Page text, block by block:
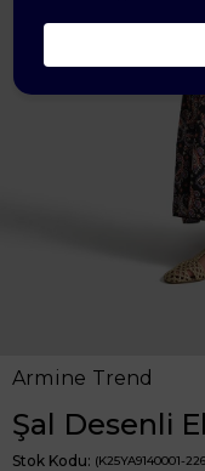
Armine Trend
Şal Desenli
Stok Kodu (K25YA9140001-